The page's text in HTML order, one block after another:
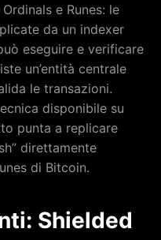
e Runes: le
da un indexer
eseguire e verificare
un’entità centrale
le transazioni.
disponibile su
punta a replicare
direttamente
di Bitcoin.
Shielded